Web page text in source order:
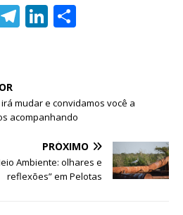
T
ra
m
Li
dI
n
mudar e convidamos você a
acompanhando
PRÓXIMO
Ambiente: olhares e
reflexões” em Pelotas